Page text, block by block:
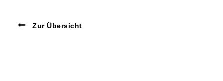
Zur Übersicht